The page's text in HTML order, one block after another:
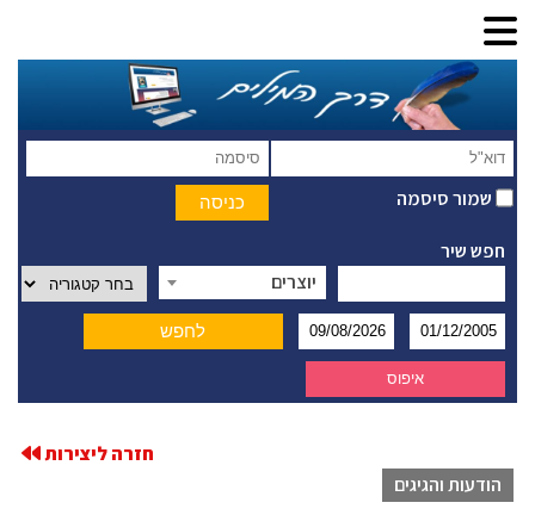
שמור סיסמה
חפש שיר
יוצרים
חזרה ליצירות
הודעות והגיגים